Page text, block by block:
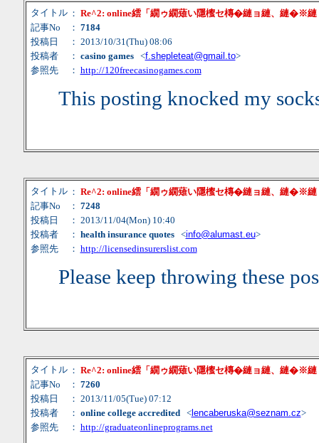
タイトル ： Re^2: online繧「繝ゥ繝薙い隱櫁セ槫�縺ョ縺、縺�※
記事No
： 7184
投稿日
： 2013/10/31(Thu) 08:06
投稿者
： casino games<f.shepleteat@gmail.to>
参照先
： http://120freecasinogames.com
This posting knocked my
タイトル ： Re^2: online繧「繝ゥ繝薙い隱櫁セ槫�縺ョ縺、縺�※
記事No
： 7248
投稿日
： 2013/11/04(Mon) 10:40
投稿者
： health insurance quotes<info@alumast.eu>
参照先
： http://licensedinsurerslist.com
Please keep throwing these
タイトル ： Re^2: online繧「繝ゥ繝薙い隱櫁セ槫�縺ョ縺、縺�※
記事No
： 7260
投稿日
： 2013/11/05(Tue) 07:12
投稿者
： online college accredited<lencaberuska@seznam.cz>
参照先
： http://graduateonlineprograms.net